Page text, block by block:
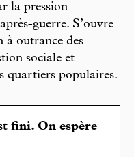
la pression
guerre. S’ouvre
à outrance des
sociale et
quartiers populaires.
fini. On espère